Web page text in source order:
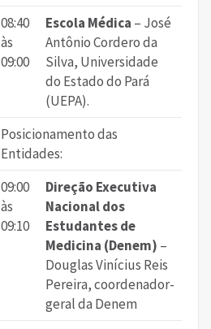
08:40
às
09:00
Escola Médica – José
Antônio Cordero da
Silva, Universidade
do Estado do Pará
(UEPA).
Posicionamento das
Entidades:
09:00
às
09:10
Direção Executiva
Nacional dos
Estudantes de
Medicina (Denem) –
Douglas Vinícius Reis
Pereira, coordenador-
geral da Denem